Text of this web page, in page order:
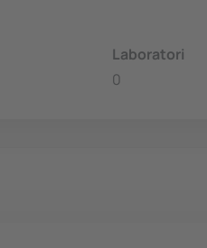
Laboratori
0